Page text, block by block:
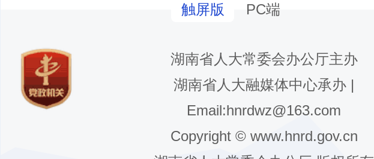
本文链接：
https://m.hnrd.gov.cn/content/646943/60/15315254.html
触屏版 PC端
湖南省人大常委会办公厅主办
湖南省人大融媒体中心承办 |
Email:hnrdwz@163.com
Copyright © www.hnrd.gov.cn